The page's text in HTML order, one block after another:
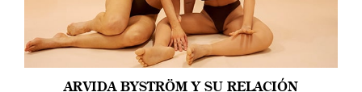
ARVIDA BYSTRÖM Y SU RELACIÓN